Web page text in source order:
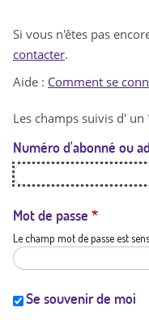
Si vous n'êtes pas
contacter.
Aide : Comment se
Les champs suivis d' un
Numéro d'abonné ou
Mot de passe *
Le champ mot de passe est
Se souvenir de moi